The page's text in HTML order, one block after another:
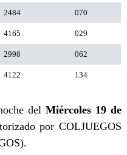
2484 070
4165 029
2998 062
4122 134
del Miércoles 19 de
por COLJUEGOS